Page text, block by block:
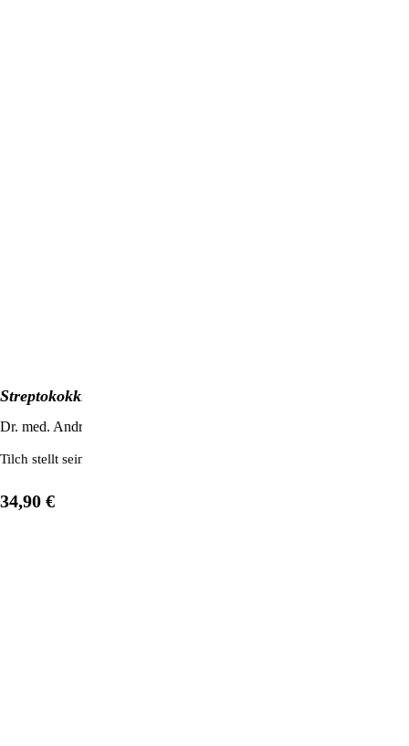
Streptokokkinum – Anwendungs- & Therapiebuch
Dr. med. Andreas Tilch
Tilch stellt sein wertvolles Erfahrungswissen im Umgang mit
34,90 €